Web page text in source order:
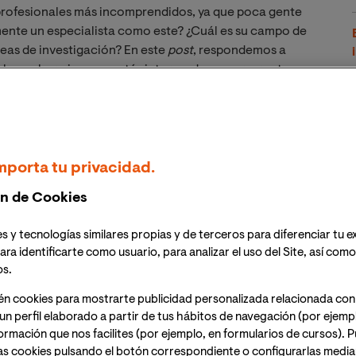
más incomprendidos, ya que poca gente
un especialista como este? ¿Cuál es su campo de
de investigación? En este post, respondemos a
saber, si es que estás interesado en cursar esta
profesional?
estudio de los cambios en las sociedades, desde
y, por lo general, son elementos
Este experto debe analizarlos y extraer las
, descubriendo restos materiales mediante una
a partir del método científico. Después,
tu privacidad.
de Cookies
y tecnologías similares propias y de terceros para diferenciar tu
identificarte como usuario, para analizar el uso del Site, así
cookies para mostrarte publicidad personalizada relacionada
perfil elaborado a partir de tus hábitos de navegación (por
que nos facilites (por ejemplo, en formularios de cursos).
cookies pulsando el botón correspondiente o configurarlas